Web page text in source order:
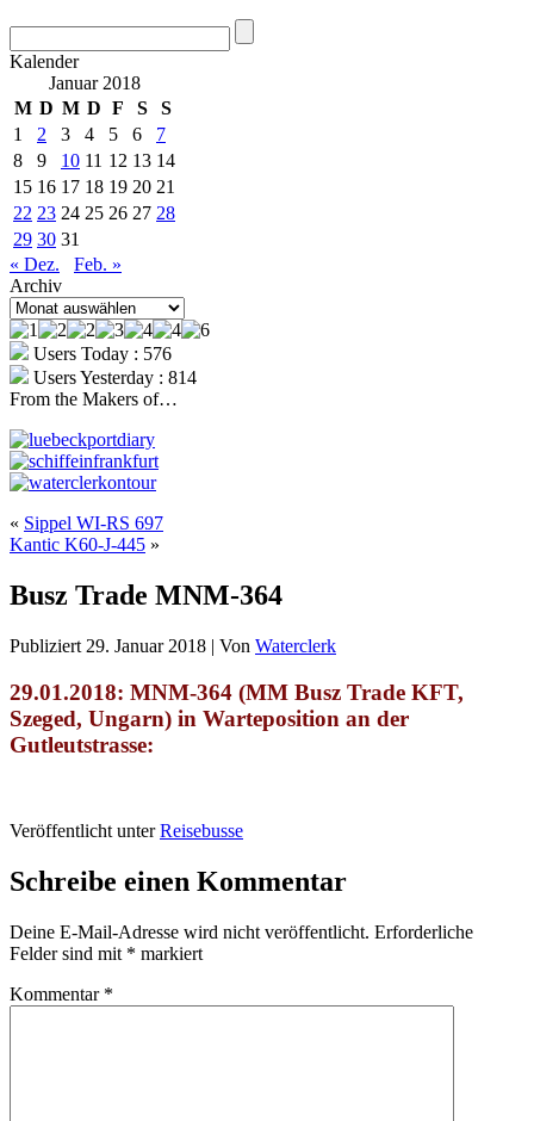
Kalender
Januar 2018
M D M D F S
S
1
2 3 4 5 6
7
8
9 10 11 12 13 14
15 16 17 18 19 20 21
22 23 24 25 26 27 28
29 30 31
« Dez.
Feb. »
Archiv
Archiv
Users Today : 576
Users Yesterday : 814
From the Makers of…
« Sippel WI-RS 697
Kantic K60-J-445 »
Busz Trade MNM-364
Publiziert 29. Januar 2018 | Von Waterclerk
29.01.2018: MNM-364 (MM Busz Trade KFT,
Szeged, Ungarn) in Warteposition an der
Gutleutstrasse:
Veröffentlicht unter Reisebusse
Schreibe einen Kommentar
Deine E-Mail-Adresse wird nicht veröffentlicht. Erforderliche
Felder sind mit * markiert
Kommentar *